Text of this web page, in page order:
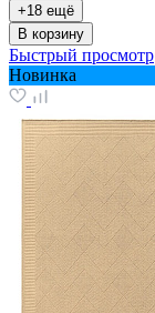
+18 ещё
В корзину
Быстрый просмотр
Новинка